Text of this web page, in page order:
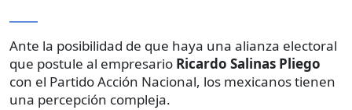
Ante la posibilidad de que haya una alianza electoral
que postule al empresario Ricardo Salinas Pliego
con el Partido Acción Nacional, los mexicanos tienen
una percepción compleja.